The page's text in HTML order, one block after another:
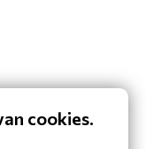
17:00cookies.